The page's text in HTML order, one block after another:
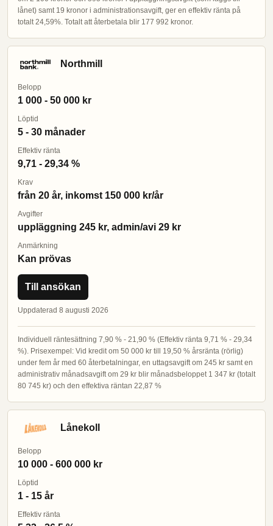
lånet) samt 19 kronor i administrationsavgift, ger en effektiv ränta på
totalt 24,59%. Totalt att återbetala blir 177 992 kronor.
Northmill
Belopp
1 000 - 50 000 kr
Löptid
5 - 30 månader
Effektiv ränta
9,71 - 29,34 %
Krav
från 20 år, inkomst 150 000 kr/år
Avgifter
uppläggning 245 kr, admin/avi 29 kr
Anmärkning
Kan prövas
Till ansökan
Uppdaterad 8 augusti 2026
Individuell räntesättning 7,90 % - 21,90 % (Effektiv ränta 9,71 % - 29,34
%). Prisexempel: Vid kredit om 50 000 kr till 19,50 % årsränta (rörlig)
under fem år med 60 återbetalningar, en uttagsavgift om 245 kr samt en
administrativ månadsavgift om 29 kr blir månadsbeloppet 1 347 kr (totalt
80 745 kr) och den effektiva räntan 22,87 %
Lånekoll
Belopp
10 000 - 600 000 kr
Löptid
1 - 15 år
Effektiv ränta